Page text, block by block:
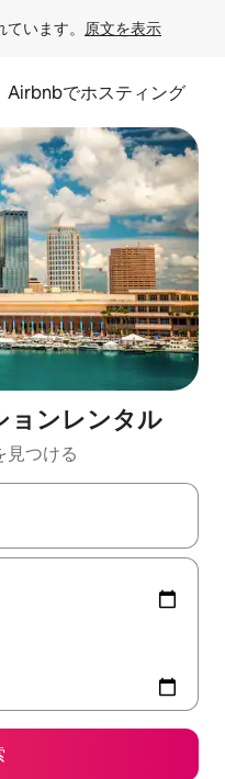
います。 原文を表示
Airbnbでホスティング
ョンレンタル
つける
印キーを使って移動するか